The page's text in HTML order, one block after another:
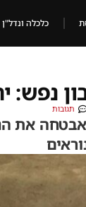
כלכלה ונדל"ן
נפש:
תגובות
את